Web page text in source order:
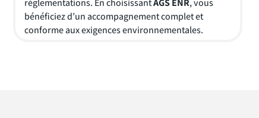
réglementations. En choisissantAGS ENR, vous
bénéficiez d’un accompagnement complet et
conforme aux exigences environnementales.